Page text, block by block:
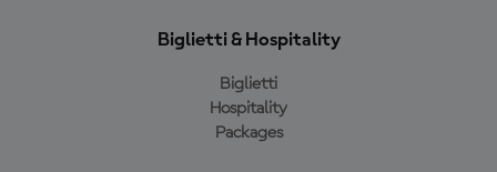
Biglietti & Hospitality
Biglietti
Hospitality
Packages